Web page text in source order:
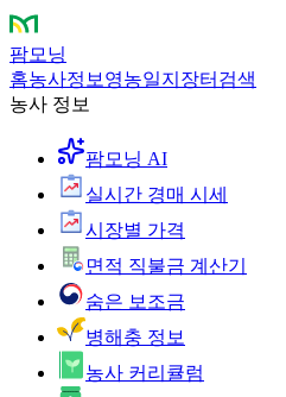
팜모닝
홈농사정보 영농일지 장터 검색
농사 정보
팜모닝 AI
실시간 경매 시세
시장별 가격
면적 직불금 계산기
숨은 보조금
병해충 정보
농사 커리큘럼